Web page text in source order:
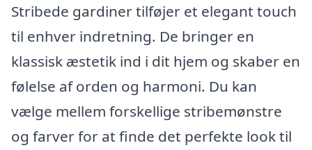
Stribede gardiner tilføjer et elegant touch
til enhver indretning. De bringer en
klassisk æstetik ind i dit hjem og skaber en
følelse af orden og harmoni. Du kan
vælge mellem forskellige stribemønstre
og farver for at finde det perfekte look til